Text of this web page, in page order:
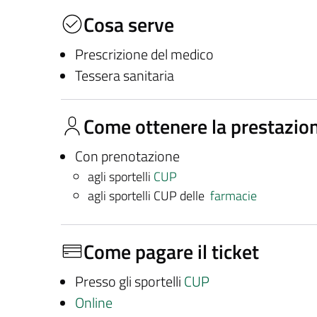
Cosa serve
Prescrizione del medico
Tessera sanitaria
Come ottenere la
Con prenotazione
agli sportelli CUP
agli sportelli CUP delle farmacie
Come pagare il ticket
Presso gli sportelli CUP
Online